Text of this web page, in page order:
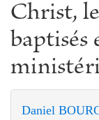
Christ,
baptisés
Daniel